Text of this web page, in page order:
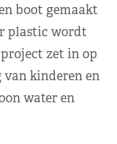
boot gemaakt
plastic wordt
zet in op
kinderen en
water en